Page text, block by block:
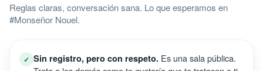
Reglas claras, conversación sana. Lo que esperamos en
#Monseñor Nouel.
✓ Sin registro, pero con respeto. Es una sala pública.